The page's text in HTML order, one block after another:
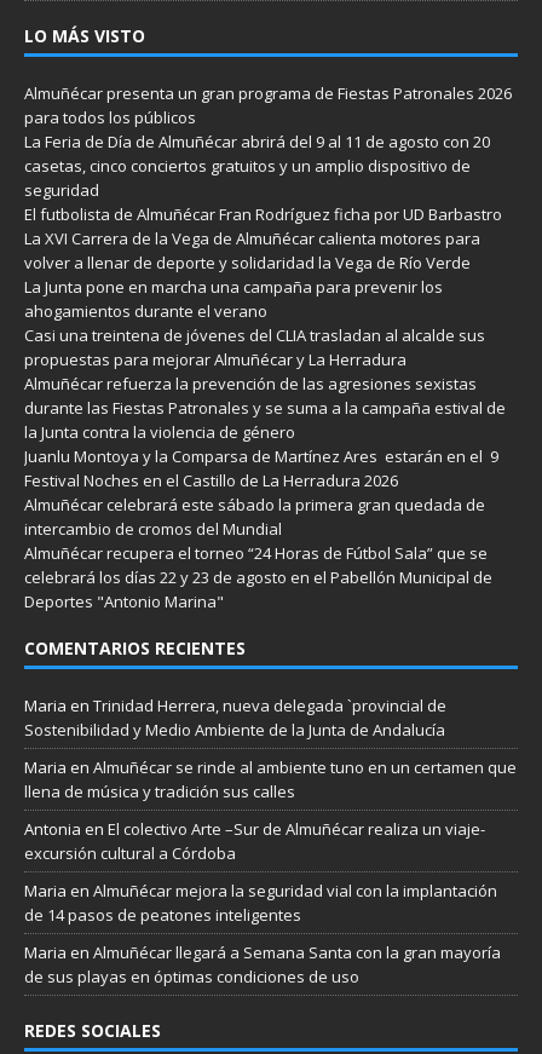
LO MÁS VISTO
Almuñécar presenta un gran programa de Fiestas Patronales 2026
para todos los públicos
La Feria de Día de Almuñécar abrirá del 9 al 11 de agosto con 20
casetas, cinco conciertos gratuitos y un amplio dispositivo de
seguridad
El futbolista de Almuñécar Fran Rodríguez ficha por UD Barbastro
La XVI Carrera de la Vega de Almuñécar calienta motores para
volver a llenar de deporte y solidaridad la Vega de Río Verde
La Junta pone en marcha una campaña para prevenir los
ahogamientos durante el verano
Casi una treintena de jóvenes del CLIA trasladan al alcalde sus
propuestas para mejorar Almuñécar y La Herradura
Almuñécar refuerza la prevención de las agresiones sexistas
durante las Fiestas Patronales y se suma a la campaña estival de
la Junta contra la violencia de género
Juanlu Montoya y la Comparsa de Martínez Ares estarán en el 9
Festival Noches en el Castillo de La Herradura 2026
Almuñécar celebrará este sábado la primera gran quedada de
intercambio de cromos del Mundial
Almuñécar recupera el torneo “24 Horas de Fútbol Sala” que se
celebrará los días 22 y 23 de agosto en el Pabellón Municipal de
Deportes "Antonio Marina"
COMENTARIOS RECIENTES
Maria en Trinidad Herrera, nueva delegada `provincial de
Sostenibilidad y Medio Ambiente de la Junta de Andalucía
Maria en Almuñécar se rinde al ambiente tuno en un certamen que
llena de música y tradición sus calles
Antonia en El colectivo Arte –Sur de Almuñécar realiza un viaje-
excursión cultural a Córdoba
Maria en Almuñécar mejora la seguridad vial con la implantación
de 14 pasos de peatones inteligentes
Maria en Almuñécar llegará a Semana Santa con la gran mayoría
de sus playas en óptimas condiciones de uso
REDES SOCIALES